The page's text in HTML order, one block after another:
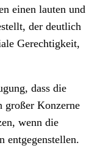
einen lauten und
der deutlich
Gerechtigkeit,
dass die
großer Konzerne
wenn die
entgegenstellen.